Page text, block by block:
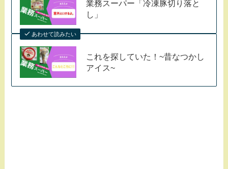
業務スーパー「冷凍豚切り落と
し」
あわせて読みたい
これを探していた！~昔なつかし
アイス~